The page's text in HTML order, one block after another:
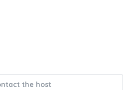
the host